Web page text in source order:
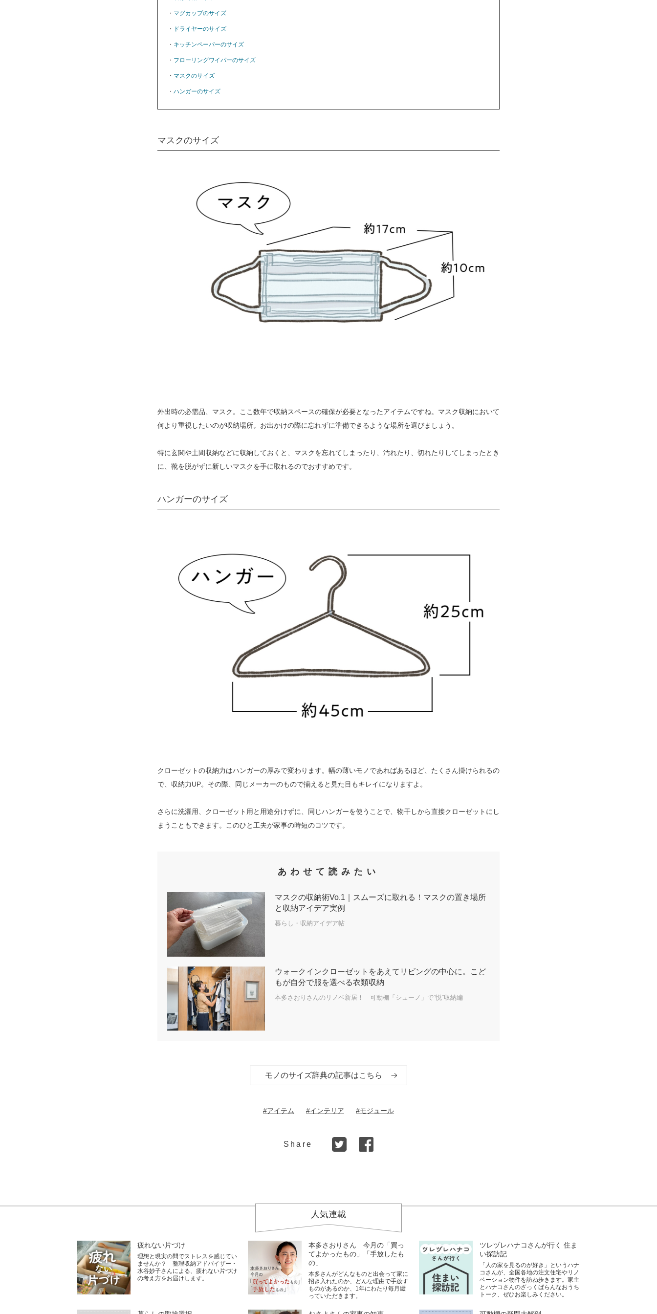
・ マグカップのサイズ
・ ドライヤーのサイズ
・ キッチンペーパーのサイズ
・ フローリングワイパーのサイズ
・ マスクのサイズ
・ ハンガーのサイズ
マスクのサイズ
外出時の必需品、マスク。ここ数年で収納スペースの確保が必要となったアイテムですね。マスク収納において
何より重視したいのが収納場所。お出かけの際に忘れずに準備できるような場所を選びましょう。
特に玄関や土間収納などに収納しておくと、マスクを忘れてしまったり、汚れたり、切れたりしてしまったとき
に、靴を脱がずに新しいマスクを手に取れるのでおすすめです。
ハンガーのサイズ
クローゼットの収納力はハンガーの厚みで変わります。幅の薄いモノであればあるほど、たくさん掛けられるの
で、収納力UP。その際、同じメーカーのもので揃えると見た目もキレイになりますよ。
さらに洗濯用、クローゼット用と用途分けずに、同じハンガーを使うことで、物干しから直接クローゼットにし
まうこともできます。このひと工夫が家事の時短のコツです。
あわせて読みたい
マスクの収納術Vo.1｜スムーズに取れる！マスクの置き場所
と収納アイデア実例
暮らし・収納アイデア帖
ウォークインクローゼットをあえてリビングの中心に。こど
もが自分で服を選べる衣類収納
本多さおりさんのリノベ新居！ 可動棚「シューノ」で”悦”収納編
モノのサイズ辞典の記事はこちら
#アイテム #インテリア #モジュール
Share
人気連載
疲れない片づけ
理想と現実の間でストレスを感じてい
ませんか？ 整理収納アドバイザー・
水谷妙子さんによる、疲れない片づけ
の考え方をお届けします。
本多さおりさん 今月の「買っ
てよかったもの」「手放したも
の」
本多さんがどんなものと出会って家に
招き入れたのか、どんな理由で手放す
ものがあるのか、1年にわたり毎月綴
っていただきます。
ツレヅレハナコさんが行く 住ま
い探訪記
「人の家を見るのが好き」というハナ
コさんが、全国各地の注文住宅やリノ
ベーション物件を訪ね歩きます。家主
とハナコさんのざっくばらんなおうち
トーク、ぜひお楽しみください。